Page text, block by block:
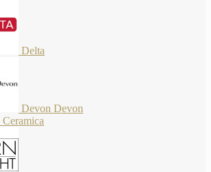
Delta
Devon Devon